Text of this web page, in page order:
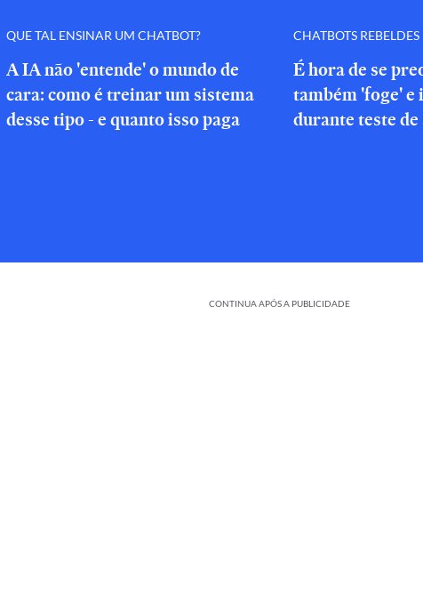
QUE TAL ENSINAR UM CHATBOT?
A IA não 'entende' o mundo de
cara: como é treinar um sistema
desse tipo - e quanto isso paga
CHATBOTS REBELDES
É hora de se
também 'foge' e
durante teste
CONTINUA APÓS A PUBLICIDADE